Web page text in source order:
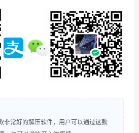
非常好的解压软件，用户可以通过这款